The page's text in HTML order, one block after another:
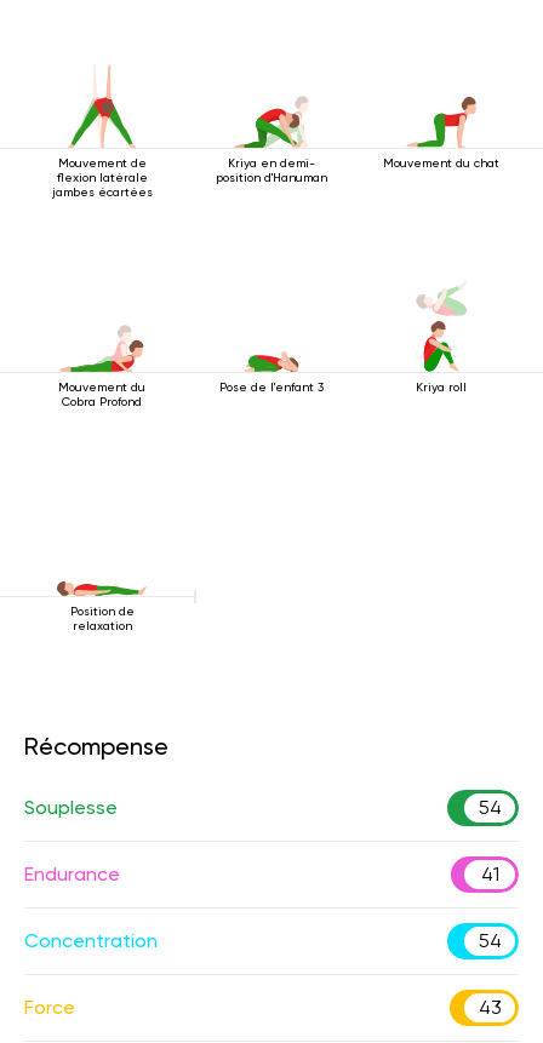
Mouvement de
flexion latérale
jambes écartées
Kriya en demi-
position d'Hanuman
Mouvement du chat
Mouvement du
Cobra Profond
Pose de l'enfant 3 Kriya roll
Position de
relaxation
Récompense
Souplesse 54
Endurance 41
Concentration 54
Force 43